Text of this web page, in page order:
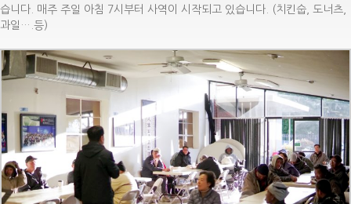
습니다. 매주 주일 아침 7시부터 사역이 시작되고 있습니다. (치킨숩, 도너츠,
과일….등)